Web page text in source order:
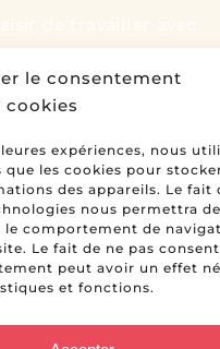
le consentement
cookies
expériences, nous
les cookies pour
des appareils. Le fait
nous permettra
le comportement de
Le fait de ne pas
peut avoir un effet
et fonctions.